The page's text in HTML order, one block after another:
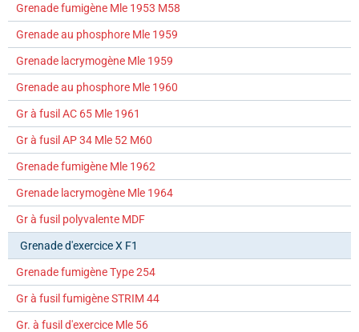
Grenade fumigène Mle 1953 M58
Grenade au phosphore Mle 1959
Grenade lacrymogène Mle 1959
Grenade au phosphore Mle 1960
Gr à fusil AC 65 Mle 1961
Gr à fusil AP 34 Mle 52 M60
Grenade fumigène Mle 1962
Grenade lacrymogène Mle 1964
Gr à fusil polyvalente MDF
Grenade d'exercice X F1
Grenade fumigène Type 254
Gr à fusil fumigène STRIM 44
Gr. à fusil d'exercice Mle 56